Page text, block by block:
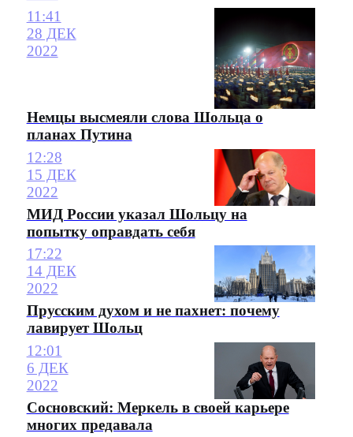
11:41
28 ДЕК
2022
Немцы высмеяли слова Шольца о
планах Путина
12:28
15 ДЕК
2022
МИД России указал Шольцу на
попытку оправдать себя
17:22
14 ДЕК
2022
Прусским духом и не пахнет: почему
лавирует Шольц
12:01
6 ДЕК
2022
Сосновский: Меркель в своей карьере
многих предавала